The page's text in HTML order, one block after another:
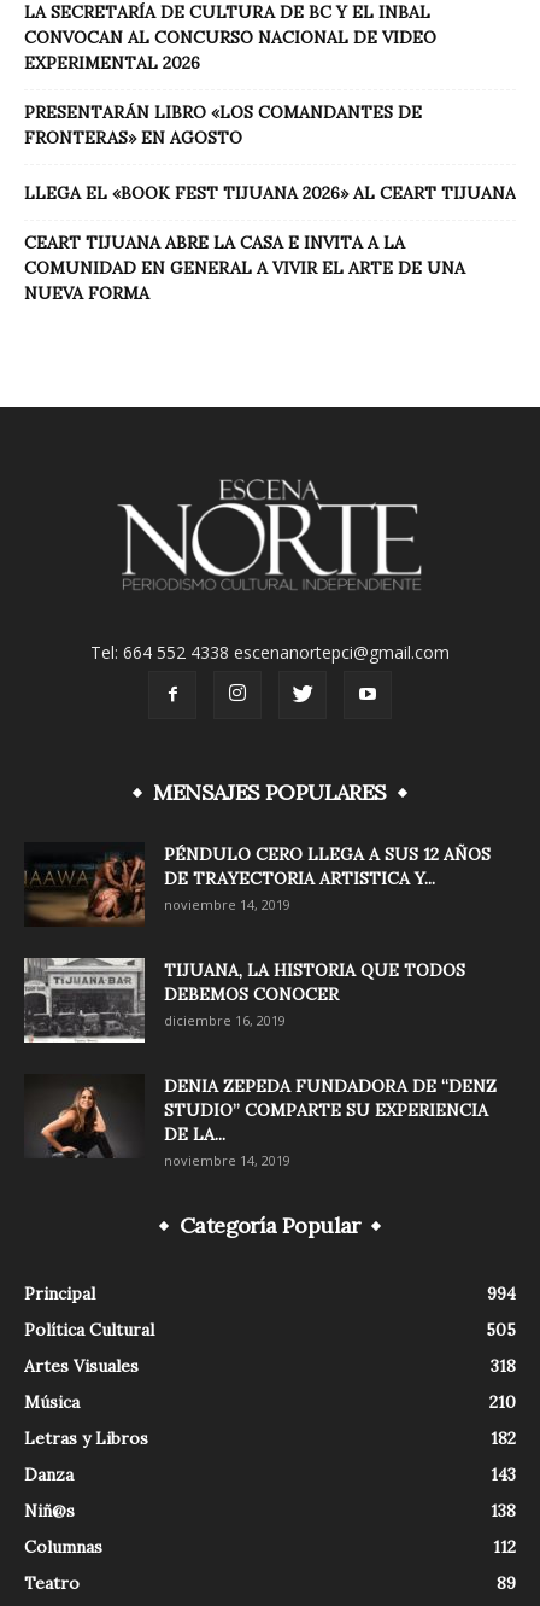
LA SECRETARÍA DE CULTURA DE BC Y EL INBAL
CONVOCAN AL CONCURSO NACIONAL DE VIDEO
EXPERIMENTAL 2026
PRESENTARÁN LIBRO «LOS COMANDANTES DE
FRONTERAS» EN AGOSTO
LLEGA EL «BOOK FEST TIJUANA 2026» AL CEART TIJUANA
CEART TIJUANA ABRE LA CASA E INVITA A LA
COMUNIDAD EN GENERAL A VIVIR EL ARTE DE UNA
NUEVA FORMA
Tel: 664 552 4338 escenanortepci@gmail.com
MENSAJES POPULARES
PÉNDULO CERO LLEGA A SUS 12 AÑOS
DE TRAYECTORIA ARTISTICA Y...
noviembre 14, 2019
TIJUANA, LA HISTORIA QUE TODOS
DEBEMOS CONOCER
diciembre 16, 2019
DENIA ZEPEDA FUNDADORA DE “DENZ
STUDIO” COMPARTE SU EXPERIENCIA
DE LA...
noviembre 14, 2019
Categoría Popular
Principal
994
Política Cultural
505
Artes Visuales
318
Música
210
Letras y Libros
182
Danza
143
Niñ@s
138
Columnas
112
Teatro
89